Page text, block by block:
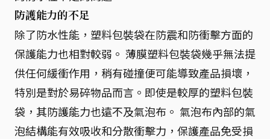
防護能力的不足
除了防水性能，塑料包裝袋在防震和防衝擊方面的
保護能力也相對較弱。 薄膜塑料包裝袋幾乎無法提
供任何緩衝作用，稍有碰撞便可能導致產品損壞，
特別是對於易碎物品而言。即使是較厚的塑料包裝
袋，其防護能力也遠不及氣泡布。 氣泡布內部的氣
泡結構能有效吸收和分散衝擊力，保護產品免受損